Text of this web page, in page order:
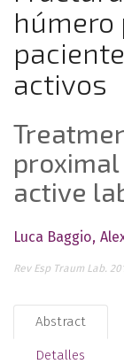
húmero
activos
active
Luca Baggio
Rev Esp Traum Lab.
Abstract
Detalles